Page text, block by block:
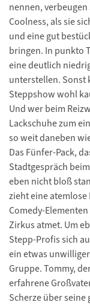
nennen,
Coolness, als sie
und eine gut
bringen. In punkto
eine deutlich
unterstellen. Sonst
Steppshow wohl
Und wer beim
Lackschuhe zum
so weit daneben
Das Fünfer-Pack,
Stadtgespräch
eben nicht bloß
zieht eine
Comedy-
Zirkus atmet. Um
Stepp-Profis sich
ein etwas
Gruppe. Tommy,
erfahrene
Scherze über